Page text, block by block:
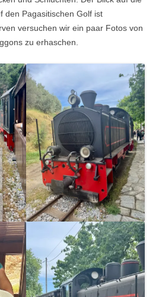
den Pagasitischen Golf ist
versuchen wir ein paar Fotos von
zu erhaschen.